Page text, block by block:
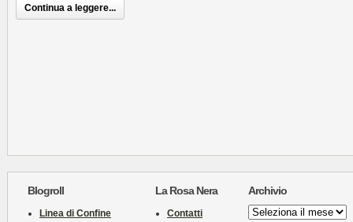
Continua a leggere...
Blogroll
Linea di Confine
La Rosa Nera
Contatti
Archivio
Archivio